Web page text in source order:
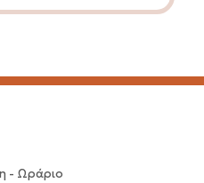
- Ωράριο